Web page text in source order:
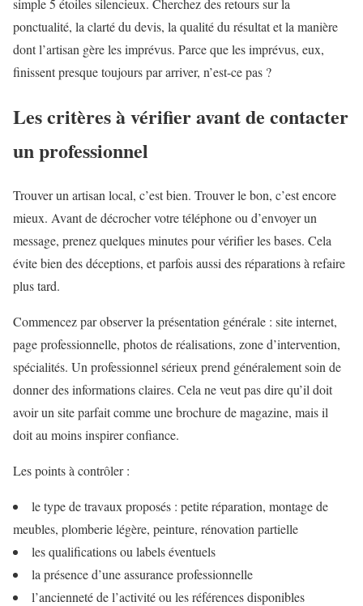
simple 5 étoiles silencieux. Cherchez des retours sur la
ponctualité, la clarté du devis, la qualité du résultat et la manière
dont l’artisan gère les imprévus. Parce que les imprévus, eux,
finissent presque toujours par arriver, n’est-ce pas ?
Les critères à vérifier avant de contacter
un professionnel
Trouver un artisan local, c’est bien. Trouver le bon, c’est encore
mieux. Avant de décrocher votre téléphone ou d’envoyer un
message, prenez quelques minutes pour vérifier les bases. Cela
évite bien des déceptions, et parfois aussi des réparations à refaire
plus tard.
Commencez par observer la présentation générale : site internet,
page professionnelle, photos de réalisations, zone d’intervention,
spécialités. Un professionnel sérieux prend généralement soin de
donner des informations claires. Cela ne veut pas dire qu’il doit
avoir un site parfait comme une brochure de magazine, mais il
doit au moins inspirer confiance.
Les points à contrôler :
le type de travaux proposés : petite réparation, montage de
meubles, plomberie légère, peinture, rénovation partielle
les qualifications ou labels éventuels
la présence d’une assurance professionnelle
l’ancienneté de l’activité ou les références disponibles